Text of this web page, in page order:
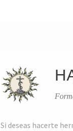
Si deseas hacerte